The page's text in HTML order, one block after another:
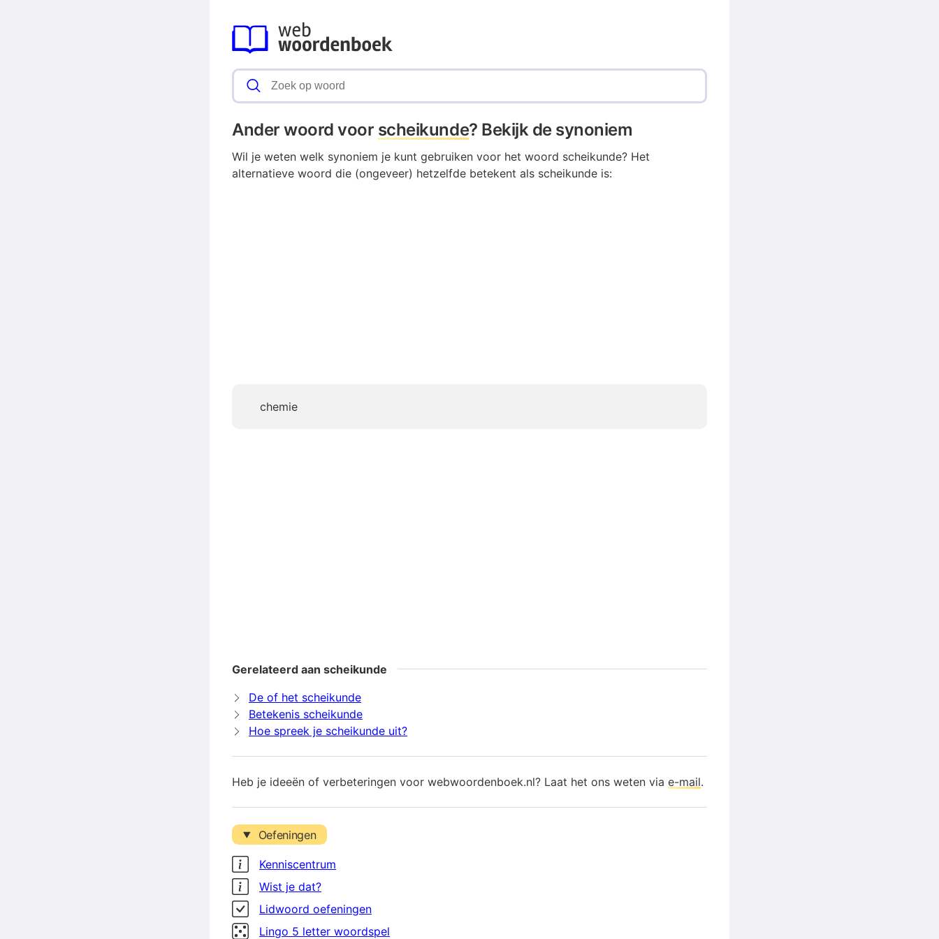
Ander woord voor scheikunde? Bekijk de synoniem
Wil je weten welk synoniem je kunt gebruiken voor het woord scheikunde? Het
alternatieve woord die (ongeveer) hetzelfde betekent als scheikunde is:
chemie
Gerelateerd aan scheikunde
De of het scheikunde
Betekenis scheikunde
Hoe spreek je scheikunde uit?
Heb je ideeën of verbeteringen voor webwoordenboek.nl? Laat het ons weten via e-mail.
Oefeningen
Kenniscentrum
Wist je dat?
Lidwoord oefeningen
Lingo 5 letter woordspel